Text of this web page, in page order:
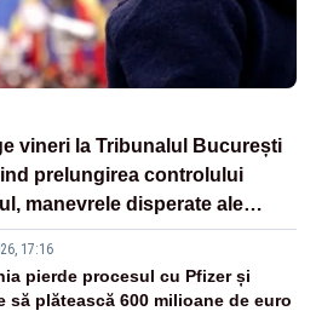
vineri la Tribunalul București
prelungirea controlului
manevrele disperate ale
17:16
pierde procesul cu Pfizer și
să plătească 600 milioane de euro